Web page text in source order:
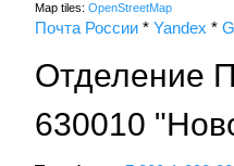
Map tiles: OpenStreetMap
Почта России * Yandex *
Отделение
630010